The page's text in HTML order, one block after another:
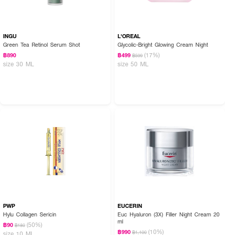
INGU
Green Tea Retinol Serum Shot
฿890
size 30 ML
L'OREAL
Glycolic-Bright Glowing Cream Night
฿499 ฿599 (17%)
size 50 ML
PWP
Hylu Collagen Sericin
฿90 ฿180 (50%)
size 10 ML
EUCERIN
Euc Hyaluron (3X) Filler Night Cream 20
ml
฿990 ฿1,100 (10%)